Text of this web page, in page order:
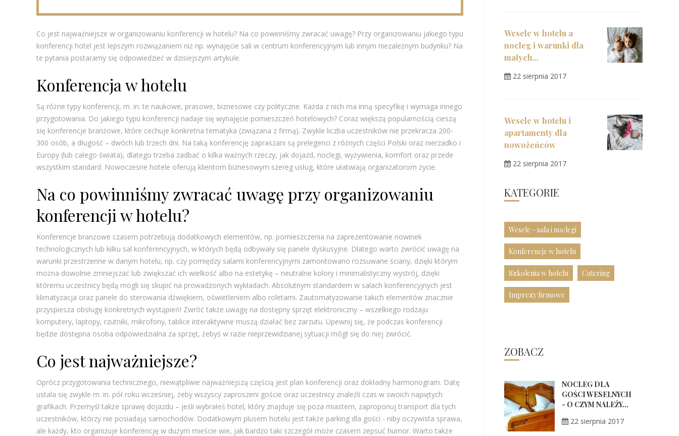
Co jest najważniejsze w organizowaniu konferencji w hotelu? Na co powinniśmy zwracać uwagę? Przy organizowaniu jakiego typu
konferencji hotel jest lepszym rozwiązaniem niż np. wynajęcie sali w centrum konferencyjnym lub innym niezależnym budynku? Na
te pytania postaramy się odpowiedzieć w dzisiejszym artykule.
Konferencja w hotelu
Są różne typy konferencji, m. in. te naukowe, prasowe, biznesowe czy polityczne. Każda z nich ma inną specyfikę i wymaga innego
przygotowania. Do jakiego typu konferencji nadaje się wynajęcie pomieszczeń hotelowych? Coraz większą popularnością cieszą
się konferencje branżowe, które cechuje konkretna tematyka (związana z firmą). Zwykle liczba uczestników nie przekracza 200-
300 osób, a długość – dwóch lub trzech dni. Na taką konferencję zapraszani są prelegenci z różnych części Polski oraz nierzadko i
Europy (lub całego świata), dlatego trzeba zadbać o kilka ważnych rzeczy, jak dojazd, noclegi, wyżywienia, komfort oraz przede
wszystkim standard. Nowoczesne hotele oferują klientom biznesowym szereg usług, które ułatwiają organizatorom życie.
Na co powinniśmy zwracać uwagę przy organizowaniu
konferencji w hotelu?
Konferencje branżowe czasem potrzebują dodatkowych elementów, np. pomieszczenia na zaprezentowanie nowinek
technologicznych lub kilku sal konferencyjnych, w których będą odbywały się panele dyskusyjne. Dlatego warto zwrócić uwagę na
warunki przestrzenne w danym hotelu, np. czy pomiędzy salami konferencyjnymi zamontowano rozsuwane ściany, dzięki którym
można dowolnie zmniejszać lub zwiększać ich wielkość albo na estetykę – neutralne kolory i minimalistyczny wystrój, dzięki
któremu uczestnicy będą mogli się skupić na prowadzonych wykładach. Absolutnym standardem w salach konferencyjnych jest
klimatyzacja oraz panele do sterowania dźwiękiem, oświetleniem albo roletami. Zautomatyzowanie takich elementów znacznie
przyspiesza obsługę konkretnych wystąpień! Zwróć także uwagę na dostępny sprzęt elektroniczny – wszelkiego rodzaju
komputery, laptopy, rzutniki, mikrofony, tablice interaktywne muszą działać bez zarzutu. Upewnij się, że podczas konferencji
będzie dostępna osoba odpowiedzialna za sprzęt, żebyś w razie nieprzewidzianej sytuacji mógł się do niej zwrócić.
Co jest najważniejsze?
Oprócz przygotowania technicznego, niewątpliwie najważniejszą częścią jest plan konferencji oraz dokładny harmonogram. Datę
ustala się zwykle m. in. pół roku wcześniej, żeby wszyscy zaproszeni goście oraz uczestnicy znaleźli czas w swoich napiętych
grafikach. Przemyśl także sprawę dojazdu – jeśli wybrałeś hotel, który znajduje się poza miastem, zaproponuj transport dla tych
uczestników, którzy nie posiadają samochodów. Dodatkowym plusem hotelu jest także parking dla gości - niby oczywista sprawa,
ale każdy, kto organizuje konferencję w dużym mieście wie, jak bardzo taki szczegół może czasem zepsuć humor. Warto także
Wesele w hotelu a
nocleg i warunki dla
małych...
22 sierpnia 2017
Wesele w hotelu i
apartamenty dla
nowożeńców
22 sierpnia 2017
KATEGORIE
Wesele - sala i noclegi
Konferencje w hotelu
Szkolenia w hotelu Catering
Imprezy firmowe
ZOBACZ
NOCLEG DLA
GOŚCI WESELNYCH
- O CZYM NALEŻY...
22 sierpnia 2017